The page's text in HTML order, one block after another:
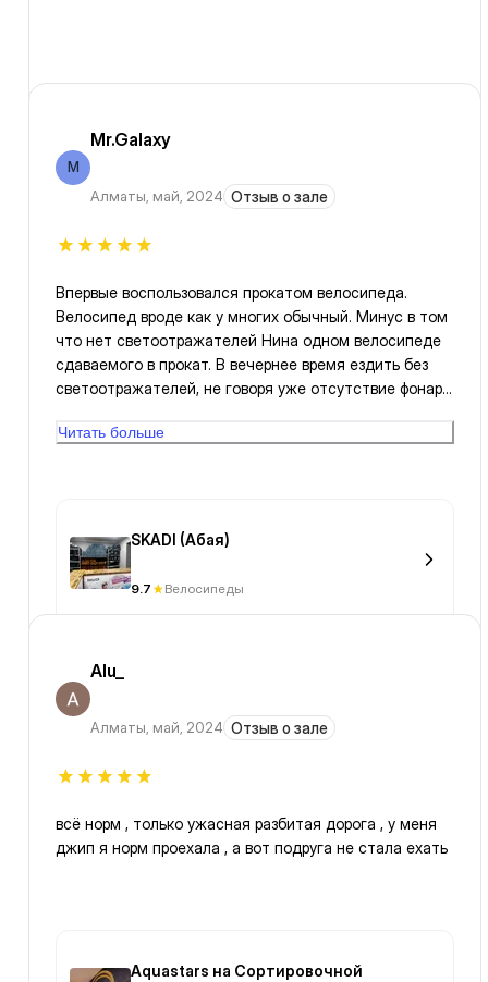
M
Mr.Galaxy
Алматы, май, 2024 Отзыв о зале
Впервые воспользовался прокатом велосипеда.
Велосипед вроде как у многих обычный. Минус в том
что нет светоотражателей Нина одном велосипеде
сдаваемого в прокат. В вечернее время ездить без
светоотражателей, не говоря уже отсутствие фонаря,
дискомфорт езды по тротуару и той же велодорожке,
Читать больше
SKADI (Абая)
9.7 Велосипеды
Alu_
Алматы, май, 2024 Отзыв о зале
всё норм , только ужасная разбитая дорога , у меня
джип я норм проехала , а вот подруга не стала ехать
Aquastars на Сортировочной